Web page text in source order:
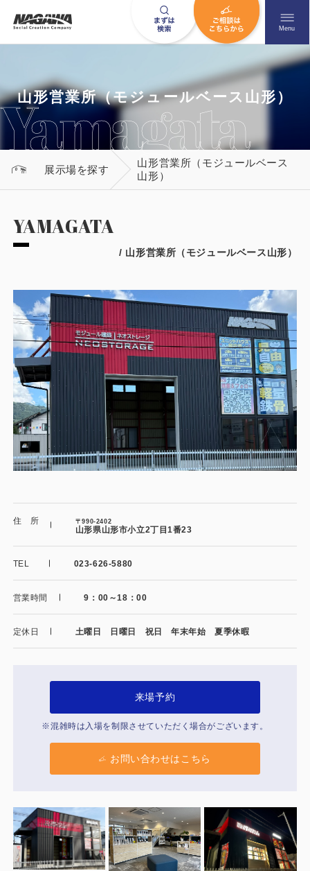
メニュ
Menu
お問い合わせはこちら
0120-09-9663
営業時間AM 9:00〜PM6:00
用途から探す
事務所・作業場
倉庫・工場
店舗
ガレージ・物置
勉強部屋・子供部屋
製品特長と納入までの流れ
モジュール建築（プレハブ）
システム建築
ナガワについて知る
施工事例
あなたにナガワがお薦めの理由
Webカタログ
会社概要
よくあるご質問
特定商取引法に基づく表記
ナガワひまわり財団
展示場用地の募集
山形営業所（モジュールベース山形）
展示場を探す
山形営業所（モジュールベース
山形）
YAMAGATA
/ 山形営業所（モジュールベース山形）
住 所 〒990-2402
山形県山形市小立2丁目1番23
TEL 023-626-5880
営業時間 9：00～18：00
定休日 土曜日 日曜日 祝日 年末年始 夏季休暇
来場予約
※混雑時は入場を制限させていただく場合がございます。
お問い合わせはこちら